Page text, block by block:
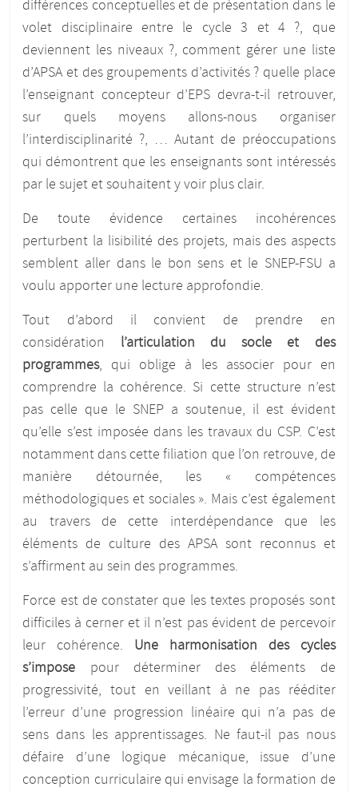
différences conceptuelles et de présentation dans le
volet disciplinaire entre le cycle 3 et 4 ?, que
deviennent les niveaux ?, comment gérer une liste
d’APSA et des groupements d’activités ? quelle place
l’enseignant concepteur d’EPS devra-t-il retrouver,
sur quels moyens allons-nous organiser
l’interdisciplinarité ?, … Autant de préoccupations
qui démontrent que les enseignants sont intéressés
par le sujet et souhaitent y voir plus clair.
De toute évidence certaines incohérences
perturbent la lisibilité des projets, mais des aspects
semblent aller dans le bon sens et le SNEP-FSU a
voulu apporter une lecture approfondie.
Tout d’abord il convient de prendre en
considération l’articulation du socle et des
programmes, qui oblige à les associer pour en
comprendre la cohérence. Si cette structure n’est
pas celle que le SNEP a soutenue, il est évident
qu’elle s’est imposée dans les travaux du CSP. C’est
notamment dans cette filiation que l’on retrouve, de
manière détournée, les « compétences
méthodologiques et sociales ». Mais c’est également
au travers de cette interdépendance que les
éléments de culture des APSA sont reconnus et
s’affirment au sein des programmes.
Force est de constater que les textes proposés sont
difficiles à cerner et il n’est pas évident de percevoir
leur cohérence. Une harmonisation des cycles
s’impose pour déterminer des éléments de
progressivité, tout en veillant à ne pas rééditer
l’erreur d’une progression linéaire qui n’a pas de
sens dans les apprentissages. Ne faut-il pas nous
défaire d’une logique mécanique, issue d’une
conception curriculaire qui envisage la formation de